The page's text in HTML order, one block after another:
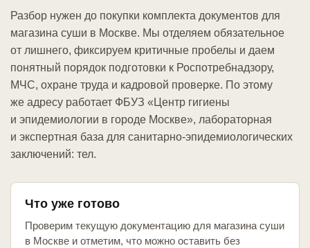
Разбор нужен до покупки комплекта документов для
магазина суши в Москве. Мы отделяем обязательное
от лишнего, фиксируем критичные пробелы и даем
понятный порядок подготовки к Роспотребнадзору,
МЧС, охране труда и кадровой проверке. По этому
же адресу работает ФБУЗ «Центр гигиены
и эпидемиологии в городе Москве», лабораторная
и экспертная база для санитарно-эпидемиологических
заключений: тел.
Что уже готово
Проверим текущую документацию для магазина суши
в Москве и отметим, что можно оставить без